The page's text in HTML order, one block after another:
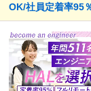
OK/社員定着率95